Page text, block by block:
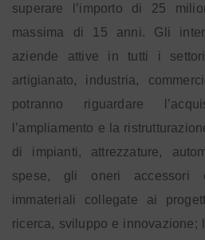
superare l’importo di 25
massima di 15 anni. Gli
aziende attive in tutti i settori
artigianato, industria,
potranno riguardare
l’ampliamento e la
di impianti, attrezzature,
spese, gli oneri accessori
immateriali collegate ai
ricerca, sviluppo e innovazione;